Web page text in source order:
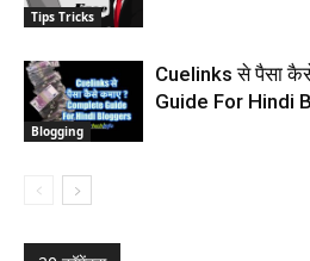
Tips Tricks
Blogging
Cuelinks से पैसा
Guide For Hindi